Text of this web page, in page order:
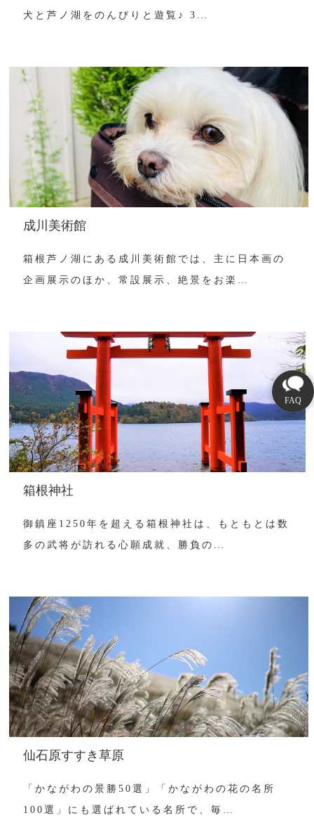
犬と芦ノ湖をのんびりと遊覧♪ 3…
成川美術館
箱根芦ノ湖にある成川美術館では、主に日本画の
企画展示のほか、常設展示、絶景をお楽…
箱根神社
御鎮座1250年を超える箱根神社は、もともとは数
多の武将が訪れる心願成就、勝負の…
仙石原すすき草原
「かながわの景勝50選」「かながわの花の名所
100選」にも選ばれている名所で、毎…